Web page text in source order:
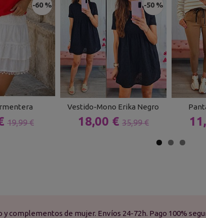
-60 %
19,99 €
-50 %
Vestido-Mono Erika Negro
18,00 € 35,99 €
complementos de mujer. Envíos 24-72h. Pago 100%